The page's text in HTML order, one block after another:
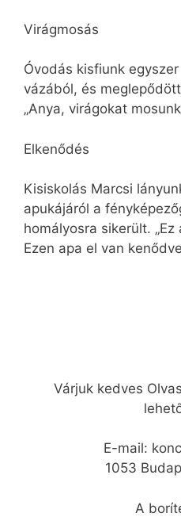
Virágmosás
Óvodás kisfiunk
vázából, és
„Anya, virágokat
Elkenődés
Kisiskolás Marcsi
apukájáról a
homályosra sikerült.
Ezen apa el van
Várjuk kedves
E-mail:
1053
A